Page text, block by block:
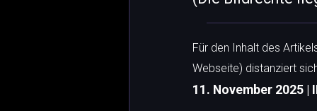
Für den Inhalt des
Webseite) distanziert
11. November 2025 |